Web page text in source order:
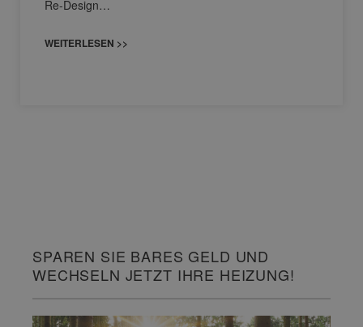
Re-Design…
WEITERLESEN >>
SPAREN SIE BARES GELD UND
WECHSELN JETZT IHRE HEIZUNG!